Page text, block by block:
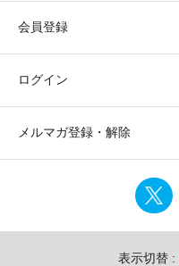
会員登録
ログイン
メルマガ登録・解除
表示切替 :